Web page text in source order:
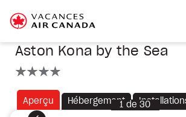
Aston Kona by the Sea
Aperçu Hébergement
1 de30